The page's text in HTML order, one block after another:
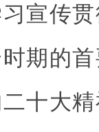
传贯
期的
十大